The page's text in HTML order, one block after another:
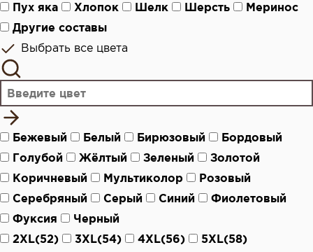
Пух яка
Хлопок Шелк Шерсть
Меринос
Другие составы
Выбрать все цвета
Бежевый Белый Бирюзовый
Бордовый
Голубой
Жёлтый Зеленый
Золотой
Коричневый
Мультиколор
Розовый
Серебряный
Серый Синий
Фиолетовый
Фуксия
Черный
2XL(52)
3XL(54) 4XL(56)
5XL(58)